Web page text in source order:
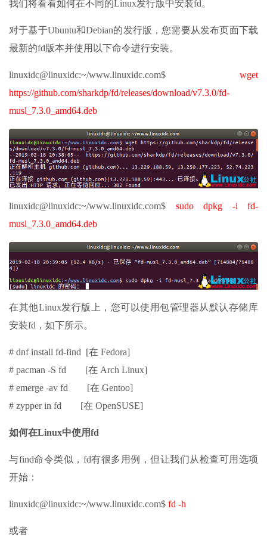
我们将看看如何在不同的Linux发行版中安装fd。
对于基于Ubuntu和Debian的发行版，您需要从发布页面下载
最新的fd版本并使用以下命令进行安装。
linuxidc@linuxidc:~/www.linuxidc.com$ wget
https://github.com/sharkdp/fd/releases/download/v7.3.0/fd-
musl_7.3.0_amd64.deb
linuxidc@linuxidc:~/www.linuxidc.com$ sudo dpkg -i fd-
musl_7.3.0_amd64.deb
在其他Linux发行版上，您可以使用包管理器从默认存储库
安装fd，如下所示。
# dnf install fd-find [在 Fedora]
# pacman -S fd [在 Arch Linux]
# emerge -av fd [在 Gentoo]
# zypper in fd [在 OpenSUSE]
如何在Linux中使用fd
与find命令类似，fd有很多用例，但让我们从检查可用选项
开始：
linuxidc@linuxidc:~/www.linuxidc.com$ fd -h
或者